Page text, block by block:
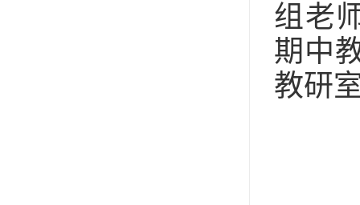
组老
期中
教研